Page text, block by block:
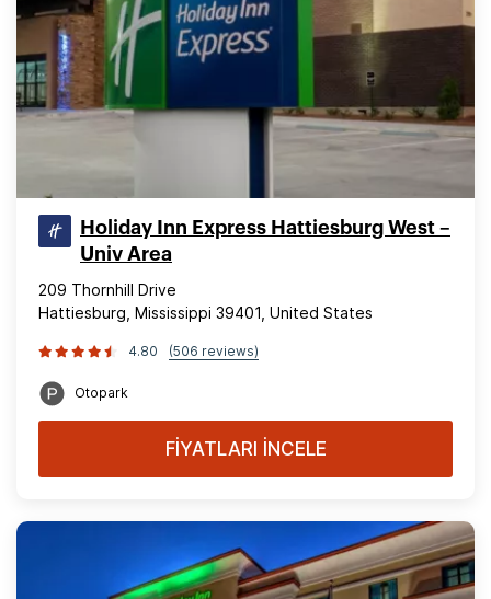
Holiday Inn Express Hattiesburg West –
Univ Area
209 Thornhill Drive
Hattiesburg, Mississippi 39401, United States
4.80 (506 reviews)
Otopark
FİYATLARI İNCELE